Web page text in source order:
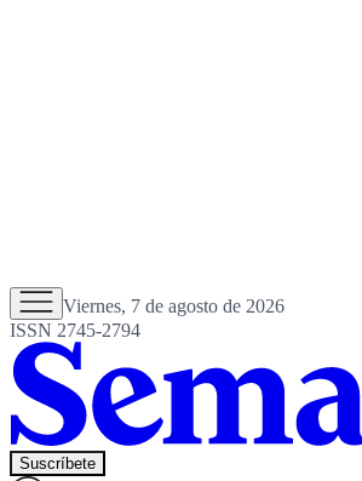
Viernes, 7 de agosto de 2026
ISSN 2745-2794
Suscríbete